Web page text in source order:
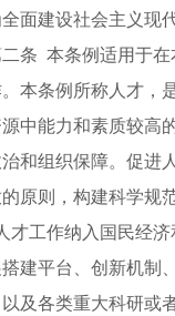
面建设社会主义
条 本条例适用于
本条例所称人才
中能力和素质较
和组织保障。促
原则，构建科学
工作纳入国民经
建平台、创新机
及各类重大科研